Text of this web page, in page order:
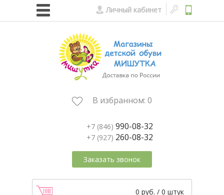
Личный кабинет
В избранном: 0
+7 (846) 990-08-32
+7 (927) 260-08-32
Заказать звонок
0 руб. / 0 штук